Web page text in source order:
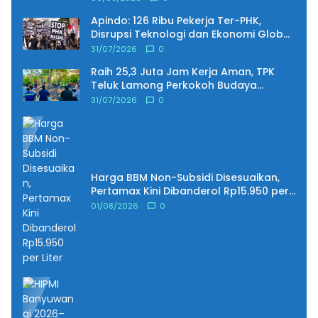
Apindo: 126 Ribu Pekerja Ter-PHK,
Disrupsi Teknologi dan Ekonomi Global
Jadi Pemicu
31/07/2026 0
Raih 25,3 Juta Jam Kerja Aman, TPK
Teluk Lamong Perkokoh Budaya
Keselamatan Kerja
31/07/2026 0
Harga BBM Non-Subsidi Disesuaikan,
Pertamax Kini Dibanderol Rp15.950 per
Liter
01/08/2026 0